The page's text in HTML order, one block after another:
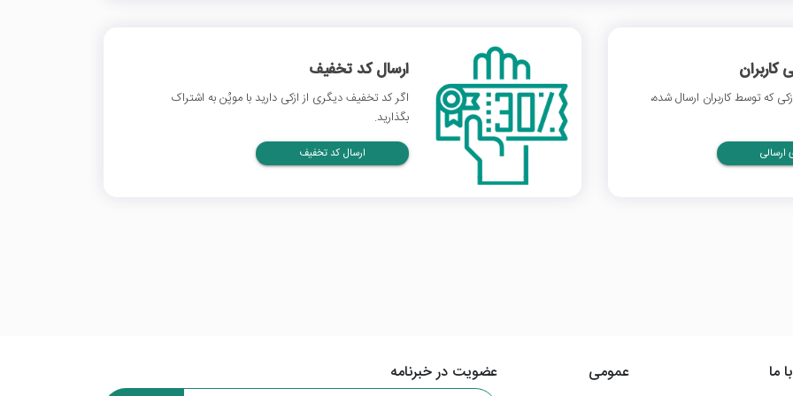
که توسط کاربران ارسال شده،
ارسال کد تخفیف
اگر کد تخفیف دیگری از ازکی دارید با موپُن به اشتراک
بگذارید.
ارسال کد تخفیف
عضویت در خبرنامه
ما
عمومی